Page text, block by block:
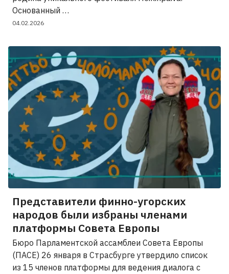
Основанный …
04.02.2026
Представители финно-угорских
народов были избраны членами
платформы Совета Европы
Бюро Парламентской ассамблеи Совета Европы
(ПАСЕ) 26 января в Страсбурге утвердило список
из 15 членов платформы для ведения диалога с